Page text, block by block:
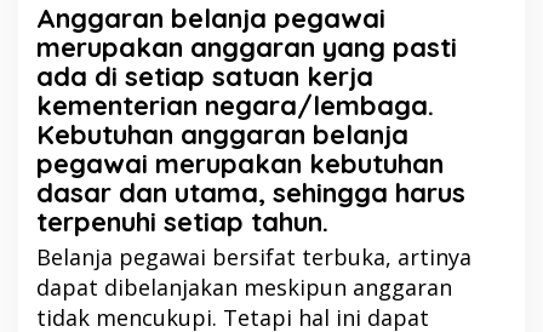
Anggaran belanja pegawai
merupakan anggaran yang pasti
ada di setiap satuan kerja
kementerian negara/lembaga.
Kebutuhan anggaran belanja
pegawai merupakan kebutuhan
dasar dan utama, sehingga harus
terpenuhi setiap tahun.
Belanja pegawai bersifat terbuka, artinya
dapat dibelanjakan meskipun anggaran
tidak mencukupi. Tetapi hal ini dapat